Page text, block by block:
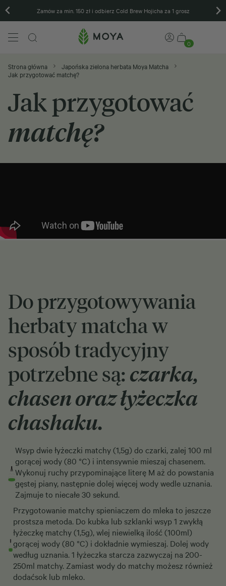
Zamów za min. 150 zł i odbierz Cold Brew Hojicha za 1 grosz
0
Strona główna
Japońska zielona herbata Moya Matcha
Jak przygotować matchę?
Jak przygotować
matchę?
Do przygotowywania
herbaty matcha w
sposób tradycyjny
potrzebne są: czarka,
chasen oraz łyżeczka
chashaku.
Wsyp dwie łyżeczki matchy (1,5g) do czarki, zalej 100 ml
gorącej wody (80 °C) i intensywnie mieszaj chasenem.
Wykonuj ruchy przypominające literę M aż do powstania
gęstej piany, następnie dolej więcej wody wedle uznania.
Zajmuje to niecałe 30 sekund.
Przygotowanie matchy spieniaczem do mleka to jeszcze
prostsza metoda. Do kubka lub szklanki wsyp 1 zwykłą
łyżeczkę matchy (1,5g), wlej niewielką ilość (100ml)
gorącej wody (80 °C) i dokładnie wymieszaj. Dolej wody
według uznania. 1 łyżeczka starcza zazwyczaj na 200-
250ml matchy. Zamiast wody do matchy możesz również
dodaćsok lub mleko.